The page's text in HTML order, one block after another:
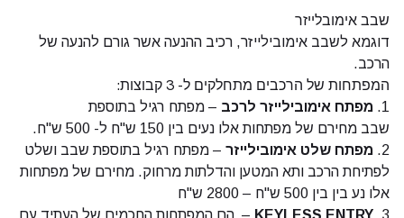
שבב אימובלייזר
דוגמא לשבב אימובילייזר, רכיב ההנעה אשר גורם להנעה של
הרכב.
המפתחות של הרכבים מתחלקים ל- 3 קבוצות:
1. מפתח אימובילייזר לרכב – מפתח רגיל בתוספת
שבב מחירם של מפתחות אלו נעים בין 150 ש"ח ל- 500 ש"ח.
2. מפתח שלט אימובילייזר – מפתח רגיל בתוספת שבב ושלט
לפתיחת הרכב ותא המטען והדלתות מרחוק. מחירם של מפתחות
אלו נע בין בין 500 ש"ח – 2800 ש"ח
3.
KEYLESS ENTRY – הם המפתחות החכמים של העתיד עם